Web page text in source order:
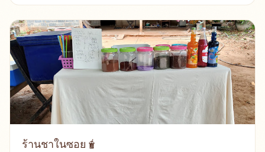
ร้านชาในซอย🧋